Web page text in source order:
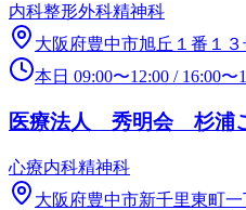
内科整形外科精神科
大阪府豊中市旭丘１番１３
本日 09:00〜12:00 / 16:00〜
医療法人 秀明会 杉浦
心療内科精神科
大阪府豊中市新千里東町